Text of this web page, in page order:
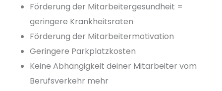
Förderung der Mitarbeitergesundheit =
geringere Krankheitsraten
Förderung der Mitarbeitermotivation
Geringere Parkplatzkosten
Keine Abhängigkeit deiner Mitarbeiter vom
Berufsverkehr mehr